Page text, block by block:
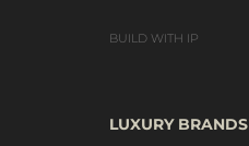
BUILD WITH IP
LUXURY BRANDS